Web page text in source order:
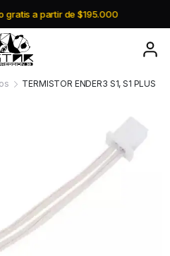
partir de $195.000
TERMISTOR ENDER3 S1, S1 PLUS